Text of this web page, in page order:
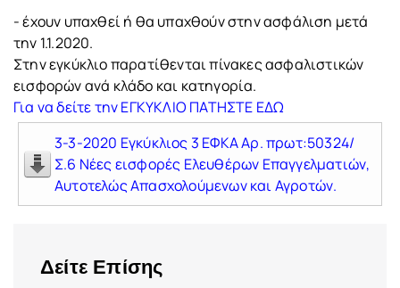
- έχουν υπαχθεί ή θα υπαχθούν στην ασφάλιση μετά
την 1.1.2020.
Στην εγκύκλιο παρατίθενται πίνακες ασφαλιστικών
εισφορών ανά κλάδο και κατηγορία.
Για να δείτε την ΕΓΚΥΚΛΙΟ ΠΑΤΗΣΤΕ ΕΔΩ
3-3-2020 Εγκύκλιος 3 ΕΦΚΑ Αρ. πρωτ:50324/
Σ.6 Νέες εισφορές Ελευθέρων Επαγγελματιών,
Αυτοτελώς Απασχολούμενων και Αγροτών.
Δείτε Επίσης